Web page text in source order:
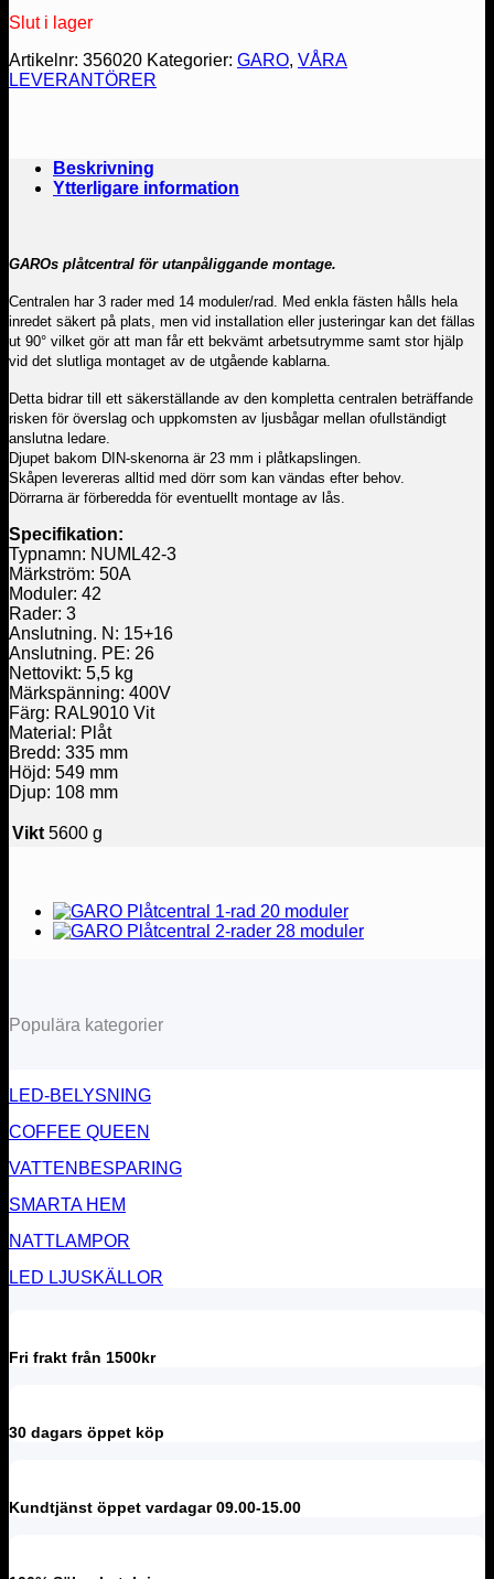
var:
2319 kr.
är:
Slut i lager
Artikelnr: 356020 Kategorier: GARO, VÅRA
LEVERANTÖRER
Beskrivning
Ytterligare information
GAROs plåtcentral för utanpåliggande montage.
Centralen har 3 rader med 14 moduler/rad. Med enkla fästen hålls hela
inredet säkert på plats, men vid installation eller justeringar kan det fällas
ut 90° vilket gör att man får ett bekvämt arbetsutrymme samt stor hjälp
vid det slutliga montaget av de utgående kablarna.
Detta bidrar till ett säkerställande av den kompletta centralen beträffande
risken för överslag och uppkomsten av ljusbågar mellan ofullständigt
anslutna ledare.
Djupet bakom DIN-skenorna är 23 mm i plåtkapslingen.
Skåpen levereras alltid med dörr som kan vändas efter behov.
Dörrarna är förberedda för eventuellt montage av lås.
Specifikation:
Typnamn: NUML42-3
Märkström: 50A
Moduler: 42
Rader: 3
Anslutning. N: 15+16
Anslutning. PE: 26
Nettovikt: 5,5 kg
Märkspänning: 400V
Färg: RAL9010 Vit
Material: Plåt
Bredd: 335 mm
Höjd: 549 mm
Djup: 108 mm
Vikt 5600 g
Populära kategorier
LED-BELYSNING
COFFEE QUEEN
VATTENBESPARING
SMARTA HEM
NATTLAMPOR
LED LJUSKÄLLOR
Fri frakt från 1500kr
30 dagars öppet köp
Kundtjänst öppet vardagar 09.00-15.00